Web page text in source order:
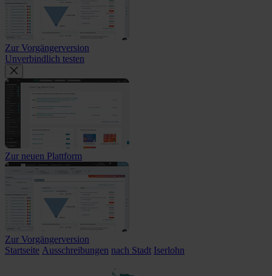
Zur Vorgängerversion
Unverbindlich testen
Zur neuen Plattform
Zur Vorgängerversion
Startseite Ausschreibungen nach Stadt Iserlohn